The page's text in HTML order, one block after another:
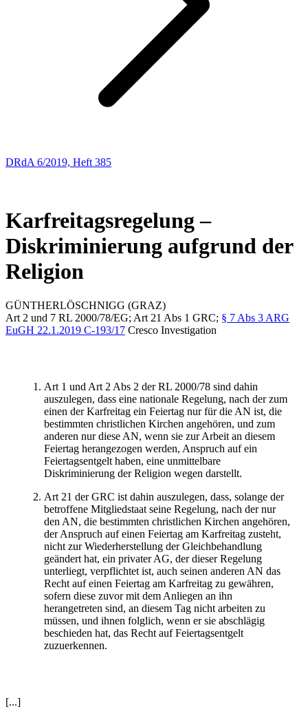
DRdA 6/2019, Heft 385
Karfreitagsregelung –
Diskriminierung aufgrund der
Religion
GÜNTHERLÖSCHNIGG (GRAZ)
Art 2 und 7 RL 2000/78/EG; Art 21 Abs 1 GRC; § 7 Abs 3 ARG
EuGH 22.1.2019 C-193/17 Cresco Investigation
Art 1 und Art 2 Abs 2 der RL 2000/78 sind dahin
auszulegen, dass eine nationale Regelung, nach der zum
einen der Karfreitag ein Feiertag nur für die AN ist, die
bestimmten christlichen Kirchen angehören, und zum
anderen nur diese AN, wenn sie zur Arbeit an diesem
Feiertag herangezogen werden, Anspruch auf ein
Feiertagsentgelt haben, eine unmittelbare
Diskriminierung der Religion wegen darstellt.
Art 21 der GRC ist dahin auszulegen, dass, solange der
betroffene Mitgliedstaat seine Regelung, nach der nur
den AN, die bestimmten christlichen Kirchen angehören,
der Anspruch auf einen Feiertag am Karfreitag zusteht,
nicht zur Wiederherstellung der Gleichbehandlung
geändert hat, ein privater AG, der dieser Regelung
unterliegt, verpflichtet ist, auch seinen anderen AN das
Recht auf einen Feiertag am Karfreitag zu gewähren,
sofern diese zuvor mit dem Anliegen an ihn
herangetreten sind, an diesem Tag nicht arbeiten zu
müssen, und ihnen folglich, wenn er sie abschlägig
beschieden hat, das Recht auf Feiertagsentgelt
zuzuerkennen.
[...]